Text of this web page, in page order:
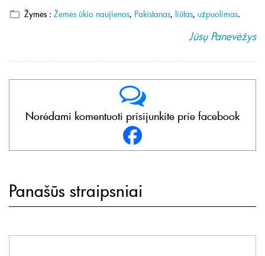
Žymės : Žemės ūkio naujienos, Pakistanas, liūtas, užpuolimas.
Jūsų Panevėžys
Norėdami komentuoti prisijunkite prie facebook
Panašūs straipsniai